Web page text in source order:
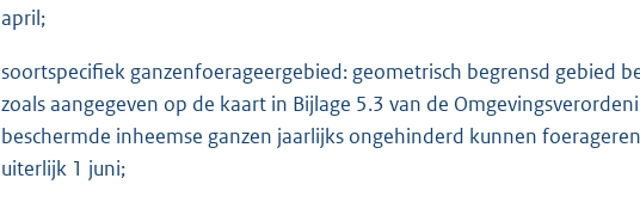
april;
soortspecifiek ganzenfoerageergebied: geometrisch begrensd gebied
zoals aangegeven op de kaart in Bijlage 5.3 van de
beschermde inheemse ganzen jaarlijks ongehinderd kunnen
uiterlijk 1 juni;